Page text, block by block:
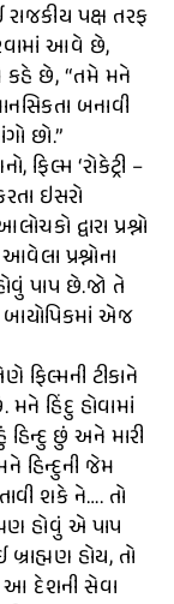
પક્ષ તરફ
આવે છે,
કહે છે, “તમે મને
બનાવી
છો.”
ફિલ્મ ‘રોકેટ્રી –
ઇસરો
દ્વારા પ્રશ્નો
પ્રશ્નોના
પાપ છે.જો તે
એજ
ફિલ્મની ટીકાને
હિંદુ હોવામાં
છું અને મારી
હિન્દુની જેમ
શકે ને…. તો
હોવું એ પાપ
હોય, તો
આ દેશની સેવા